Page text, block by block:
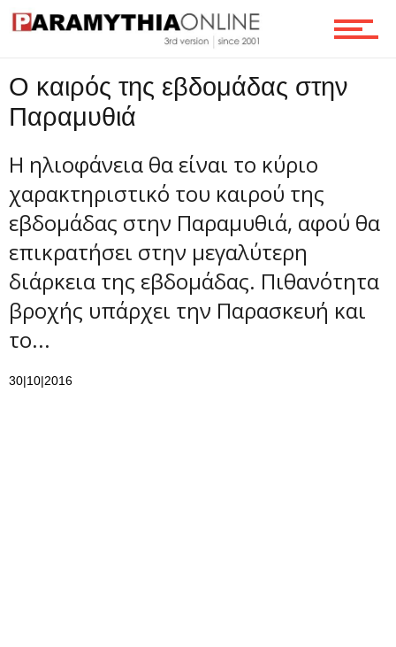
Τεχνολογία
Ροή
Επικοινωνία
O καιρός της εβδομάδας στην
Παραμυθιά
Η ηλιοφάνεια θα είναι το κύριο
χαρακτηριστικό του καιρού της
εβδομάδας στην Παραμυθιά, αφού θα
επικρατήσει στην μεγαλύτερη
διάρκεια της εβδομάδας. Πιθανότητα
βροχής υπάρχει την Παρασκευή και
το...
30|10|2016